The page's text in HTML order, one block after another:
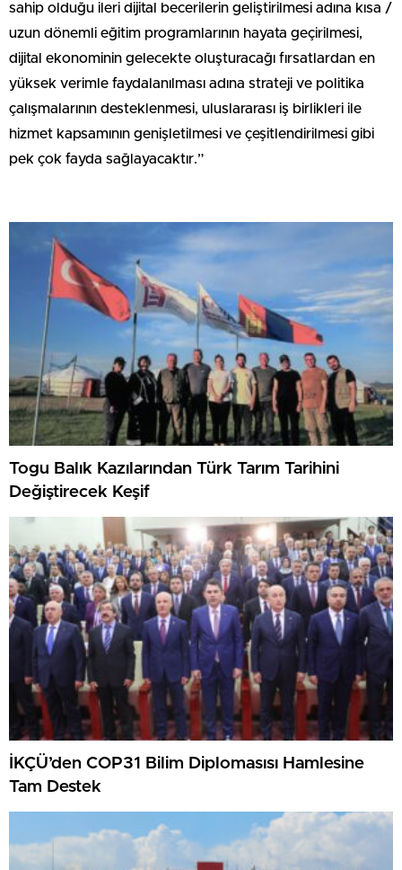
sahip olduğu ileri dijital becerilerin geliştirilmesi adına kısa /
uzun dönemli eğitim programlarının hayata geçirilmesi,
dijital ekonominin gelecekte oluşturacağı fırsatlardan en
yüksek verimle faydalanılması adına strateji ve politika
çalışmalarının desteklenmesi, uluslararası iş birlikleri ile
hizmet kapsamının genişletilmesi ve çeşitlendirilmesi gibi
pek çok fayda sağlayacaktır.”
Togu Balık Kazılarından Türk Tarım Tarihini
Değiştirecek Keşif
İKÇÜ’den COP31 Bilim Diplomasısı Hamlesine
Tam Destek